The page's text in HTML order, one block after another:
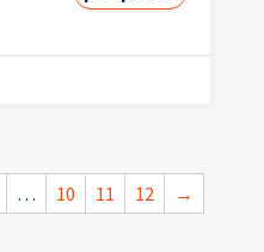
… 10 11 12 →